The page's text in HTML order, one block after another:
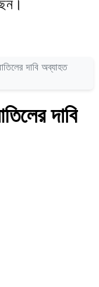
দাবি অব্যাহত
দাবি